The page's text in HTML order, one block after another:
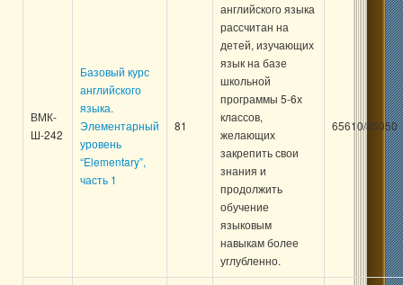
ВМК-
Ш-242
Базовый курс
английского
языка.
Элементарный
уровень
“Elementary”,
часть 1
81
английского языка
рассчитан на
детей, изучающих
язык на базе
школьной
программы 5-6х
классов,
желающих
закрепить свои
знания и
продолжить
обучение
языковым
навыкам более
углубленно.
65610/85050